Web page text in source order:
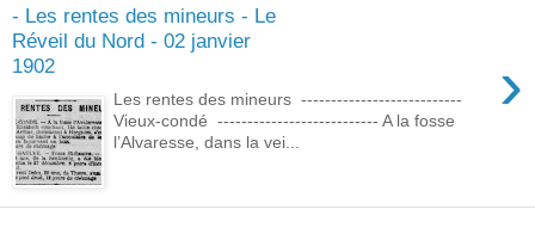
- Les rentes des mineurs - Le
Réveil du Nord - 02 janvier
1902
›
Les rentes des mineurs ---------------------------
Vieux-condé --------------------------- A la fosse
l’Alvaresse, dans la vei...